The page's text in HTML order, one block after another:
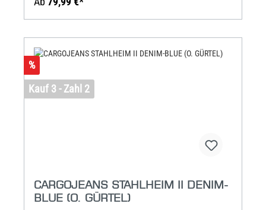
%
Kauf 3 - Zahl 2
CARGOJEANS STAHLHEIM II DENIM-
BLUE (O. GÜRTEL)